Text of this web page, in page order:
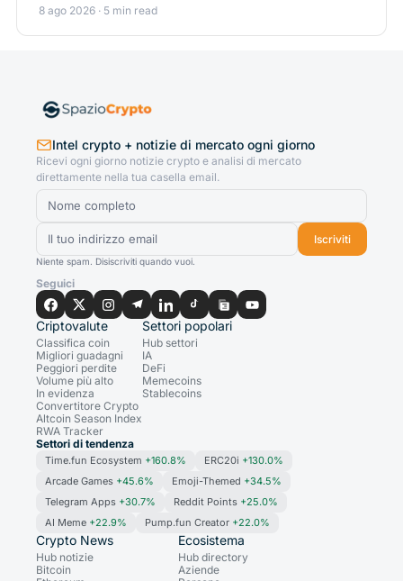
8 ago 2026 · 5 min read
Intel crypto + notizie di mercato ogni giorno
Ricevi ogni giorno notizie crypto e analisi di mercato
direttamente nella tua casella email.
Iscriviti
Niente spam. Disiscriviti quando vuoi.
Seguici
Criptovalute
Classifica coin
Migliori guadagni
Peggiori perdite
Volume più alto
In evidenza
Convertitore Crypto
Altcoin Season Index
RWA Tracker
Settori popolari
Hub settori
IA
DeFi
Memecoins
Stablecoins
Settori di tendenza
Time.fun Ecosystem +160.8% ERC20i +130.0%
Arcade Games +45.6% Emoji-Themed +34.5%
Telegram Apps +30.7% Reddit Points +25.0%
AI Meme +22.9% Pump.fun Creator +22.0%
Crypto News
Hub notizie
Bitcoin
Ecosistema
Hub directory
Aziende